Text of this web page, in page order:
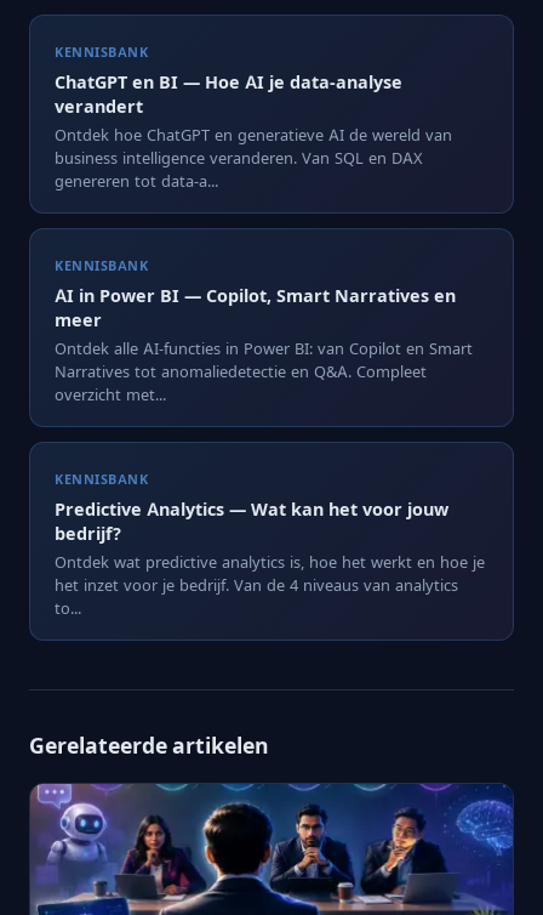
KENNISBANK
ChatGPT en BI — Hoe AI je data-analyse
verandert
Ontdek hoe ChatGPT en generatieve AI de wereld van
business intelligence veranderen. Van SQL en DAX
genereren tot data-a...
KENNISBANK
AI in Power BI — Copilot, Smart Narratives en
meer
Ontdek alle AI-functies in Power BI: van Copilot en Smart
Narratives tot anomaliedetectie en Q&A. Compleet
overzicht met...
KENNISBANK
Predictive Analytics — Wat kan het voor jouw
bedrijf?
Ontdek wat predictive analytics is, hoe het werkt en hoe je
het inzet voor je bedrijf. Van de 4 niveaus van analytics
to...
Gerelateerde artikelen